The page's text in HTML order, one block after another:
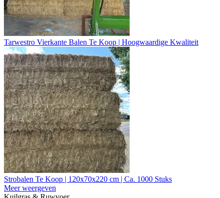
Tarwestro Vierkante Balen Te Koop | Hoogwaardige Kwaliteit
Strobalen Te Koop | 120x70x220 cm | Ca. 1000 Stuks
Meer weergeven